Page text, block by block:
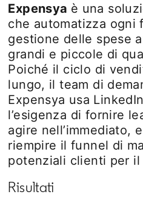
Expensya è una
che automatizza ogni
gestione delle spese
grandi e piccole di
Poiché il ciclo di
lungo, il team di
Expensya usa
l’esigenza di fornire
agire nell’immediato,
riempire il funnel di
potenziali clienti per il
Risultati